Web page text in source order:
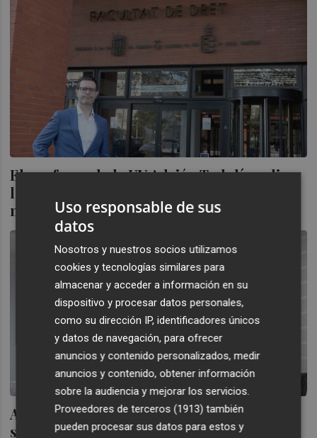
El profesor de la UV Adrián Todolí analiza
la regulación de los algoritmos para
mejorar la organización laboral
Adrián Todolí: “La desconexión digital es
salud para los trabajadores”
Uso responsable de sus
datos
Nosotros y nuestros socios utilizamos
cookies y tecnologías similares para
almacenar y acceder a información en su
dispositivo y procesar datos personales,
como su dirección IP, identificadores únicos
y datos de navegación, para ofrecer
anuncios y contenido personalizados, medir
anuncios y contenido, obtener información
sobre la audiencia y mejorar los servicios.
Proveedores de terceros (1913) también
pueden procesar sus datos para estos y